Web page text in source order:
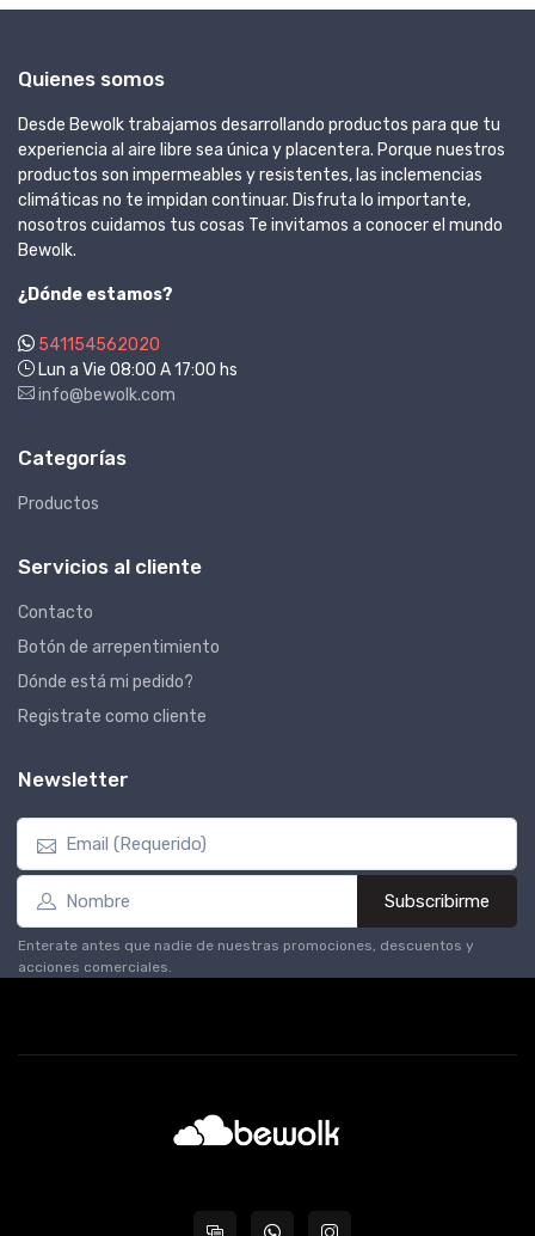
Quienes somos
Desde Bewolk trabajamos desarrollando productos para que tu
experiencia al aire libre sea única y placentera. Porque nuestros
productos son impermeables y resistentes, las inclemencias
climáticas no te impidan continuar. Disfruta lo importante,
nosotros cuidamos tus cosas Te invitamos a conocer el mundo
Bewolk.
¿Dónde estamos?
541154562020
Lun a Vie 08:00 A 17:00 hs
info@bewolk.com
Categorías
Productos
Servicios al cliente
Contacto
Botón de arrepentimiento
Dónde está mi pedido?
Registrate como cliente
Newsletter
Subscribirme
Enterate antes que nadie de nuestras promociones, descuentos y
acciones comerciales.